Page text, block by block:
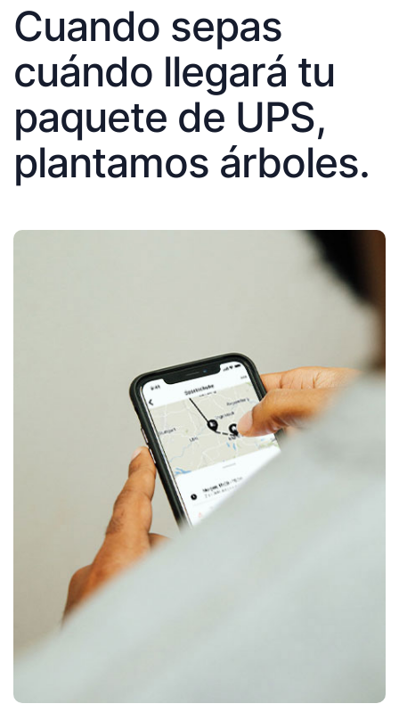
Cuando sepas
cuándo llegará tu
paquete de UPS,
plantamos árboles.